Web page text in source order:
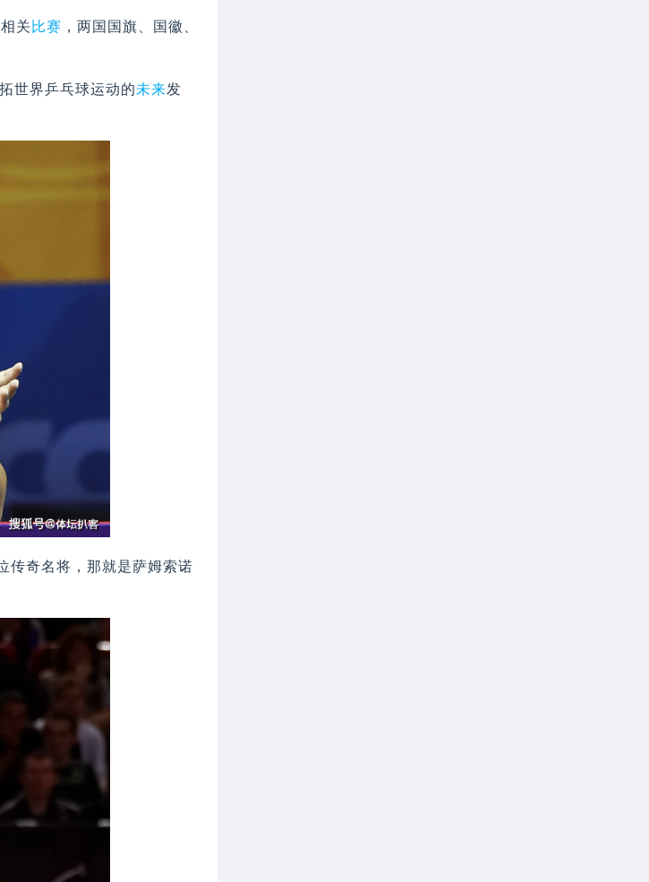
关 比赛 ，两国国旗、国徽、
世界乒乓球运动的未来发
传奇名将，那就是萨姆索诺